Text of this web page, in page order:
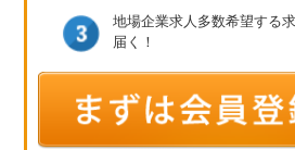
地場企業求人多数希望する
届く！